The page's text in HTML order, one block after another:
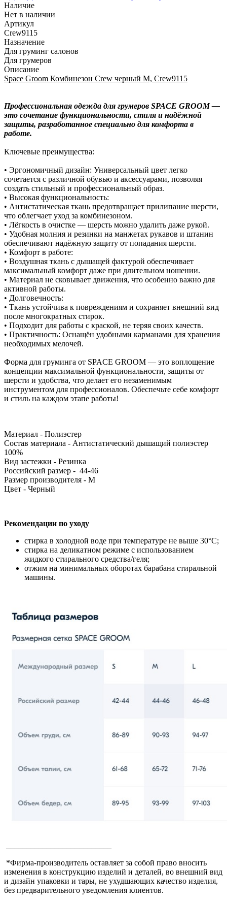
Наличие
Нет в наличии
Артикул
Crew9115
Назначение
Для груминг салонов
Для грумеров
Описание
Space Groom Комбинезон Crew черный M, Crew9115
Профессиональная одежда для грумеров SPACE GROOM —
это сочетание функциональности, стиля и надёжной
защиты, разработанное специально для комфорта в
работе.
Ключевые преимущества:
• Эргономичный дизайн: Универсальный цвет легко
сочетается с различной обувью и аксессуарами, позволяя
создать стильный и профессиональный образ.
• Высокая функциональность:
• Антистатическая ткань предотвращает прилипание шерсти,
что облегчает уход за комбинезоном.
• Лёгкость в очистке — шерсть можно удалить даже рукой.
• Удобная молния и резинки на манжетах рукавов и штанин
обеспечивают надёжную защиту от попадания шерсти.
• Комфорт в работе:
• Воздушная ткань с дышащей фактурой обеспечивает
максимальный комфорт даже при длительном ношении.
• Материал не сковывает движения, что особенно важно для
активной работы.
• Долговечность:
• Ткань устойчива к повреждениям и сохраняет внешний вид
после многократных стирок.
• Подходит для работы с краской, не теряя своих качеств.
• Практичность: Оснащён удобными карманами для хранения
необходимых мелочей.
Форма для груминга от SPACE GROOM — это воплощение
концепции максимальной функциональности, защиты от
шерсти и удобства, что делает его незаменимым
инструментом для профессионалов. Обеспечьте себе комфорт
и стиль на каждом этапе работы!
Материал - Полиэстер
Состав материала - Антистатический дышащий полиэстер
100%
Вид застежки - Резинка
Российский размер - 44-46
Размер производителя - M
Цвет - Черный
Рекомендации по уходу
стирка в холодной воде при температуре не выше 30°С;
стирка на деликатном режиме с использованием
жидкого стирального средства/геля;
отжим на минимальных оборотах барабана стиральной
машины.
*Фирма-производитель оставляет за собой право вносить
изменения в конструкцию изделий и деталей, во внешний вид
и дизайн упаковки и тары, не ухудшающих качество изделия,
без предварительного уведомления клиентов.